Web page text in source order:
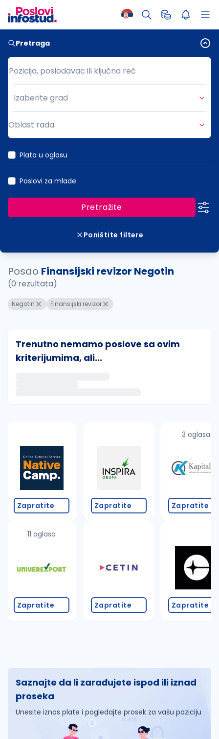
Pretraga
Pozicija, poslodavac ili ključna reč
Pozicija, poslodavac ili ključna reč
Grad
Izaberite grad
Oblast rada
Plata u oglasu
Poslovi za mlade
Pretražite
Poništite filtere
Posao Finansijski revizor Negotin
(0 rezultata)
Negotin Finansijski revizor
Trenutno nemamo poslove sa ovim
kriterijumima, ali...
Takođe možete da:
proverite pravopisne greške (koristite č, ć, š, đ,
povećajte radijus za odabrani grad
promenite odabrane filtere pretrage
Zapratite
11 oglasa
Zapratite
Zapratite
Zapratite
3 oglasa
Zapratite
Zapratite
Saznajte da li zarađujete ispod ili iznad
proseka
Unesite iznos plate i pogledajte prosek za vašu poziciju